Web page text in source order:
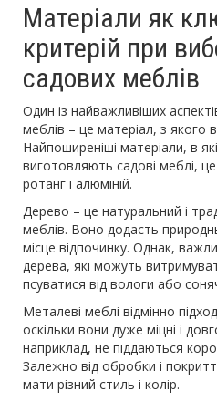
Матеріали як
критерій при
садових меблів
Один із найважливіших
меблів – це матеріал, з якого
Найпоширеніші матеріали, в
виготовляють садові меблі,
ротанг і алюміній.
Дерево – це натуральний і
меблів. Воно додасть
місце відпочинку. Однак,
дерева, які можуть
псуватися від вологи або
Металеві меблі відмінно
оскільки вони дуже міцні і
наприклад, не піддаються
Залежно від обробки і
мати різний стиль і колір.